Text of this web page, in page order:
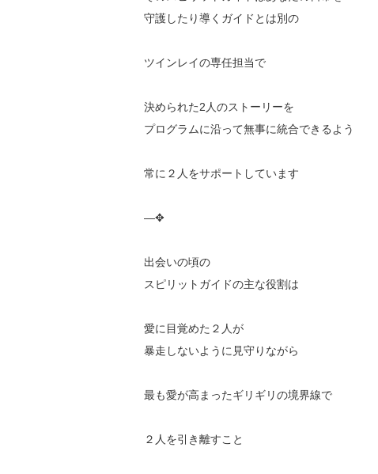
守護したり導くガイドとは別の
ツインレイの専任担当で
決められた2人のストーリーを
プログラムに沿って無事に統合できるよう
常に２人をサポートしています
—✥
出会いの頃の
スピリットガイドの主な役割は
愛に目覚めた２人が
暴走しないように見守りながら
最も愛が高まったギリギリの境界線で
２人を引き離すこと